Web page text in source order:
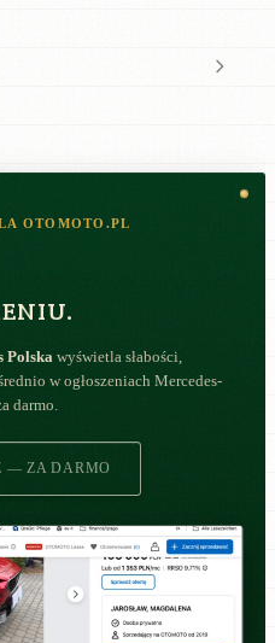
OTOMOTO.PL
Polska wyświetla słabości,
w ogłoszeniach Mercedes-
darmo.
— ZA DARMO